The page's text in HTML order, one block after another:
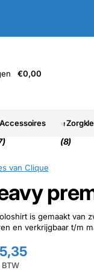
€0,00
Accessoires
(8)
van Clique
is gemaakt van
en verkrijgbaar t/m